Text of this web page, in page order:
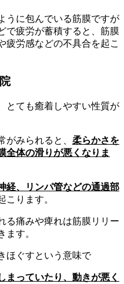
うに包んでいる筋膜ですが
で疲労が蓄積すると、筋膜
疲労感などの不具合を起こ
とても癒着しやすい性質が
がみられると、 柔らかさを
全体の滑りが悪くなりま
経、リンパ管などの通過部
こります。
る痛みや痺れは筋膜リリー
ます。
ほぐすという意味で
まっていたり、動きが悪く